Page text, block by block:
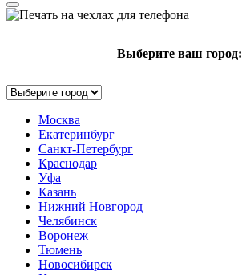
Выберите ваш город:
Москва
Екатеринбург
Санкт-Петербург
Краснодар
Уфа
Казань
Нижний Новгород
Челябинск
Воронеж
Тюмень
Новосибирск